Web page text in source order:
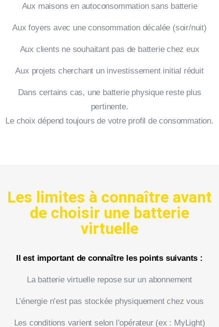
Aux maisons en autoconsommation sans batterie
Aux foyers avec une consommation décalée (soir/nuit)
Aux clients ne souhaitant pas de batterie chez eux
Aux projets cherchant un investissement initial réduit
Dans certains cas, une batterie physique reste plus
pertinente.
Le choix dépend toujours de votre profil de consommation.
Les limites à connaître avant
de choisir une batterie
virtuelle
Il est important de connaître les points suivants :
La batterie virtuelle repose sur un abonnement
L’énergie n’est pas stockée physiquement chez vous
Les conditions varient selon l’opérateur (ex : MyLight)